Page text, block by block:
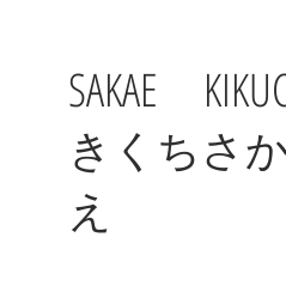
SAKAE
きくちさ
え